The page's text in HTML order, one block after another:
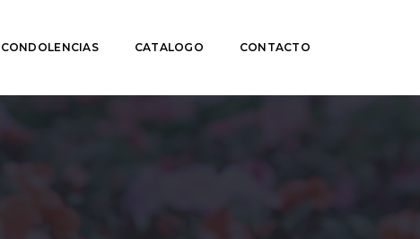
CONDOLENCIAS CATALOGO CONTACTO